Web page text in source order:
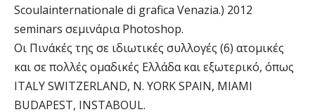
Scoulainternationale di grafica Venazia.) 2012
seminars σεμινάρια Photoshop.
Οι Πινάκές της σε ιδιωτικές συλλογές (6) ατομικές
και σε πολλές ομαδικές Ελλάδα και εξωτερικό, όπως
ITALY SWITZERLAND, Ν. ΥORK SPAIN, ΜΙΑΜΙ
BUDAPEST, INSTABOUL.